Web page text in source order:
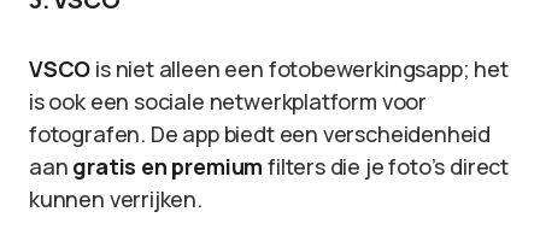
VSCO is niet alleen een fotobewerkingsapp; het
is ook een sociale netwerkplatform voor
fotografen. De app biedt een verscheidenheid
aan gratis en premium filters die je foto’s direct
kunnen verrijken.